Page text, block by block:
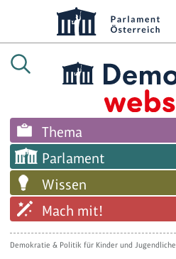
Thema
Parlament
Wissen
Mach mit!
Demokratie & Politik für Kinder und Jugendliche